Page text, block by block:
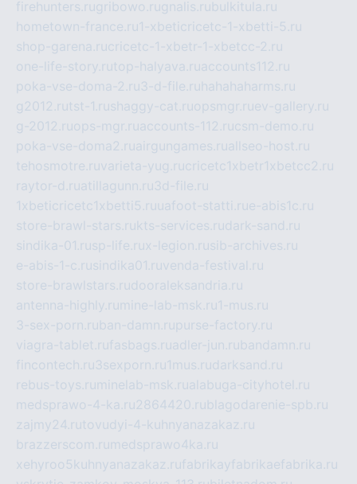
firehunters.rugribowo.rugnalis.rubulkitula.ru
hometown-france.ru1-xbeticricetc-1-xbetti-5.ru
shop-garena.rucricetc-1-xbetr-1-xbetcc-2.ru
one-life-story.rutop-halyava.ruaccounts112.ru
poka-vse-doma-2.ru3-d-file.ru hahahaharms.ru
g2012.rutst-1.rushaggy-cat.ruopsmgr.ruev-gallery.ru
g-2012.ruops-mgr.ruaccounts-112.rucsm-demo.ru
poka-vse-doma2.ruairgungames.ruallseo-host.ru
tehosmotre.ruvarieta-yug.rucricetc1xbetr1xbetcc2.ru
raytor-d.ruatillagunn.ru3d-file.ru
1xbeticricetc1xbetti5.ruuafoot-statti.rue-abis1c.ru
store-brawl-stars.rukts-services.rudark-sand.ru
sindika-01.rusp-life.rux-legion.rusib-archives.ru
e-abis-1-c.rusindika01.ruvenda-festival.ru
store-brawlstars.rudooraleksandria.ru
antenna-highly.ru mine-lab-msk.ru1-mus.ru
3-sex-porn.ruban-damn.rupurse-factory.ru
viagra-tablet.rufasbags.ruadler-jun.rubandamn.ru
fincontech.ru3sexporn.ru1mus.rudarksand.ru
rebus-toys.ru minelab-msk.rualabuga-cityhotel.ru
medsprawo-4-ka.ru2864420.rublagodarenie-spb.ru
zajmy24.rutovudyi-4-kuhnyanazakaz.ru
brazzerscom.ru medsprawo4ka.ru
xehyroo5kuhnyanazakaz.rufabrikayfabrikaefabrika.ru